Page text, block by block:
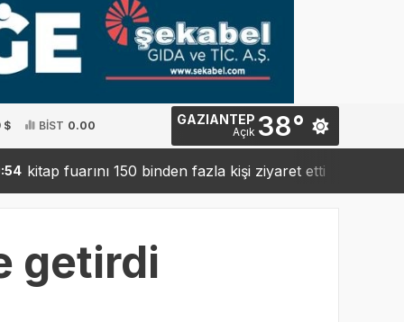
$ BİST 0.00 GAZIANTEP
Açık 38°
fuarını 150 binden fazla kişi ziyaret etti 19:42
getirdi